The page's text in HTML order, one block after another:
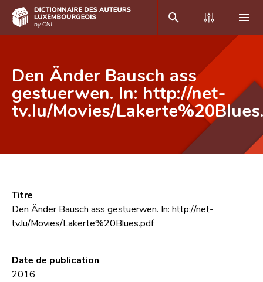
DE FR
Accueil
Recherche avancée
CNL
Équipe scientifique
Den Änder Bausch ass
gestuerwen. In: http://net-
tv.lu/Movies/
Titre
Den Änder Bausch ass gestuerwen. In: http://net-
tv.lu/Movies/Lakerte%20Blues.pdf
Date de publication
2016